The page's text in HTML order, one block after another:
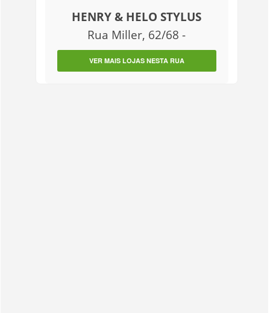
HENRY & HELO STYLUS
Rua Miller, 62/68 -
VER MAIS LOJAS NESTA RUA